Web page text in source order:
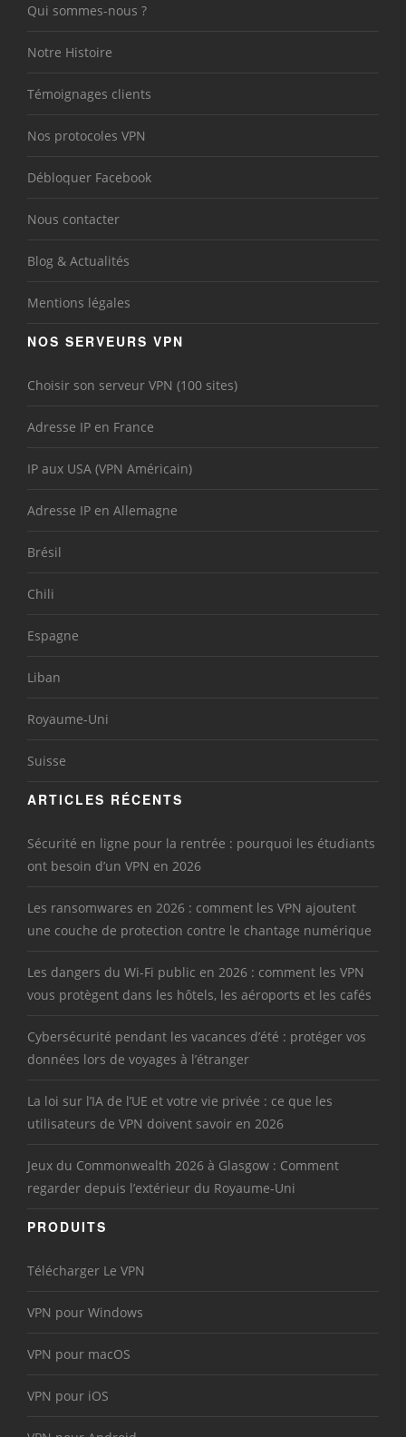
Qui sommes-nous ?
Notre Histoire
Témoignages clients
Nos protocoles VPN
Débloquer Facebook
Nous contacter
Blog & Actualités
Mentions légales
NOS SERVEURS VPN
Choisir son serveur VPN (100 sites)
Adresse IP en France
IP aux USA (VPN Américain)
Adresse IP en Allemagne
Brésil
Chili
Espagne
Liban
Royaume-Uni
Suisse
ARTICLES RÉCENTS
Sécurité en ligne pour la rentrée : pourquoi les étudiants
ont besoin d’un VPN en 2026
Les ransomwares en 2026 : comment les VPN ajoutent
une couche de protection contre le chantage numérique
Les dangers du Wi-Fi public en 2026 : comment les VPN
vous protègent dans les hôtels, les aéroports et les cafés
Cybersécurité pendant les vacances d’été : protéger vos
données lors de voyages à l’étranger
La loi sur l’IA de l’UE et votre vie privée : ce que les
utilisateurs de VPN doivent savoir en 2026
Jeux du Commonwealth 2026 à Glasgow : Comment
regarder depuis l’extérieur du Royaume-Uni
PRODUITS
Télécharger Le VPN
VPN pour Windows
VPN pour macOS
VPN pour iOS